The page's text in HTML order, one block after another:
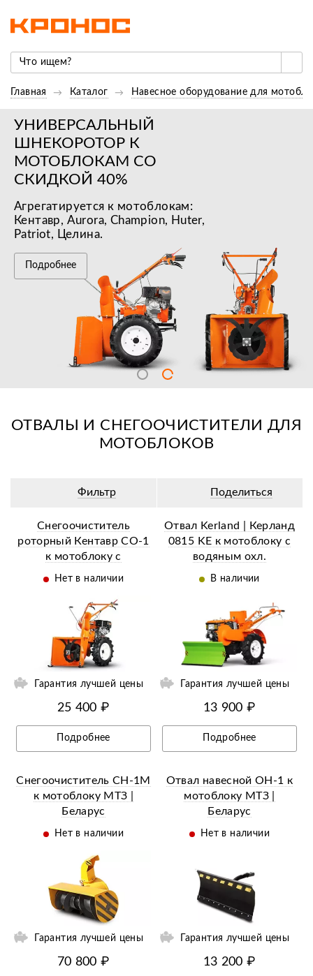
Главная Каталог Навесное оборудование для
УНИВЕРСАЛЬНЫЙ
ШНЕКОРОТОР К
МОТОБЛОКАМ СО
СКИДКОЙ 40%
Агрегатируется к мотоблокам:
Кентавр, Aurora, Champion, Huter,
Patriot, Целина.
Подробнее
ОТВАЛЫ И СНЕГООЧИСТИТЕЛИ ДЛЯ
МОТОБЛОКОВ
Фильтр Поделиться
Снегоочиститель
роторный Кентавр СО-1
к мотоблоку с
воздушным охл.
Нет в наличии
Гарантия лучшей цены
25 400 ₽
Подробнее
Отвал Kerland | Керланд
0815 KE к мотоблоку с
водяным охл.
В наличии
Ещё 2 фотографии
Гарантия лучшей цены
13 900 ₽
Подробнее
Снегоочиститель СН-1М
к мотоблоку МТЗ |
Беларус
Нет в наличии
Гарантия лучшей цены
70 800 ₽
Отвал навесной ОН-1 к
мотоблоку МТЗ |
Беларус
Нет в наличии
Гарантия лучшей цены
13 200 ₽